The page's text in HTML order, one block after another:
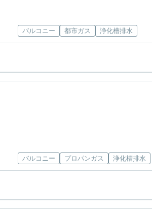
バルコニー 都市ガス 浄化槽排水
バルコニー プロパンガス 浄化槽排水